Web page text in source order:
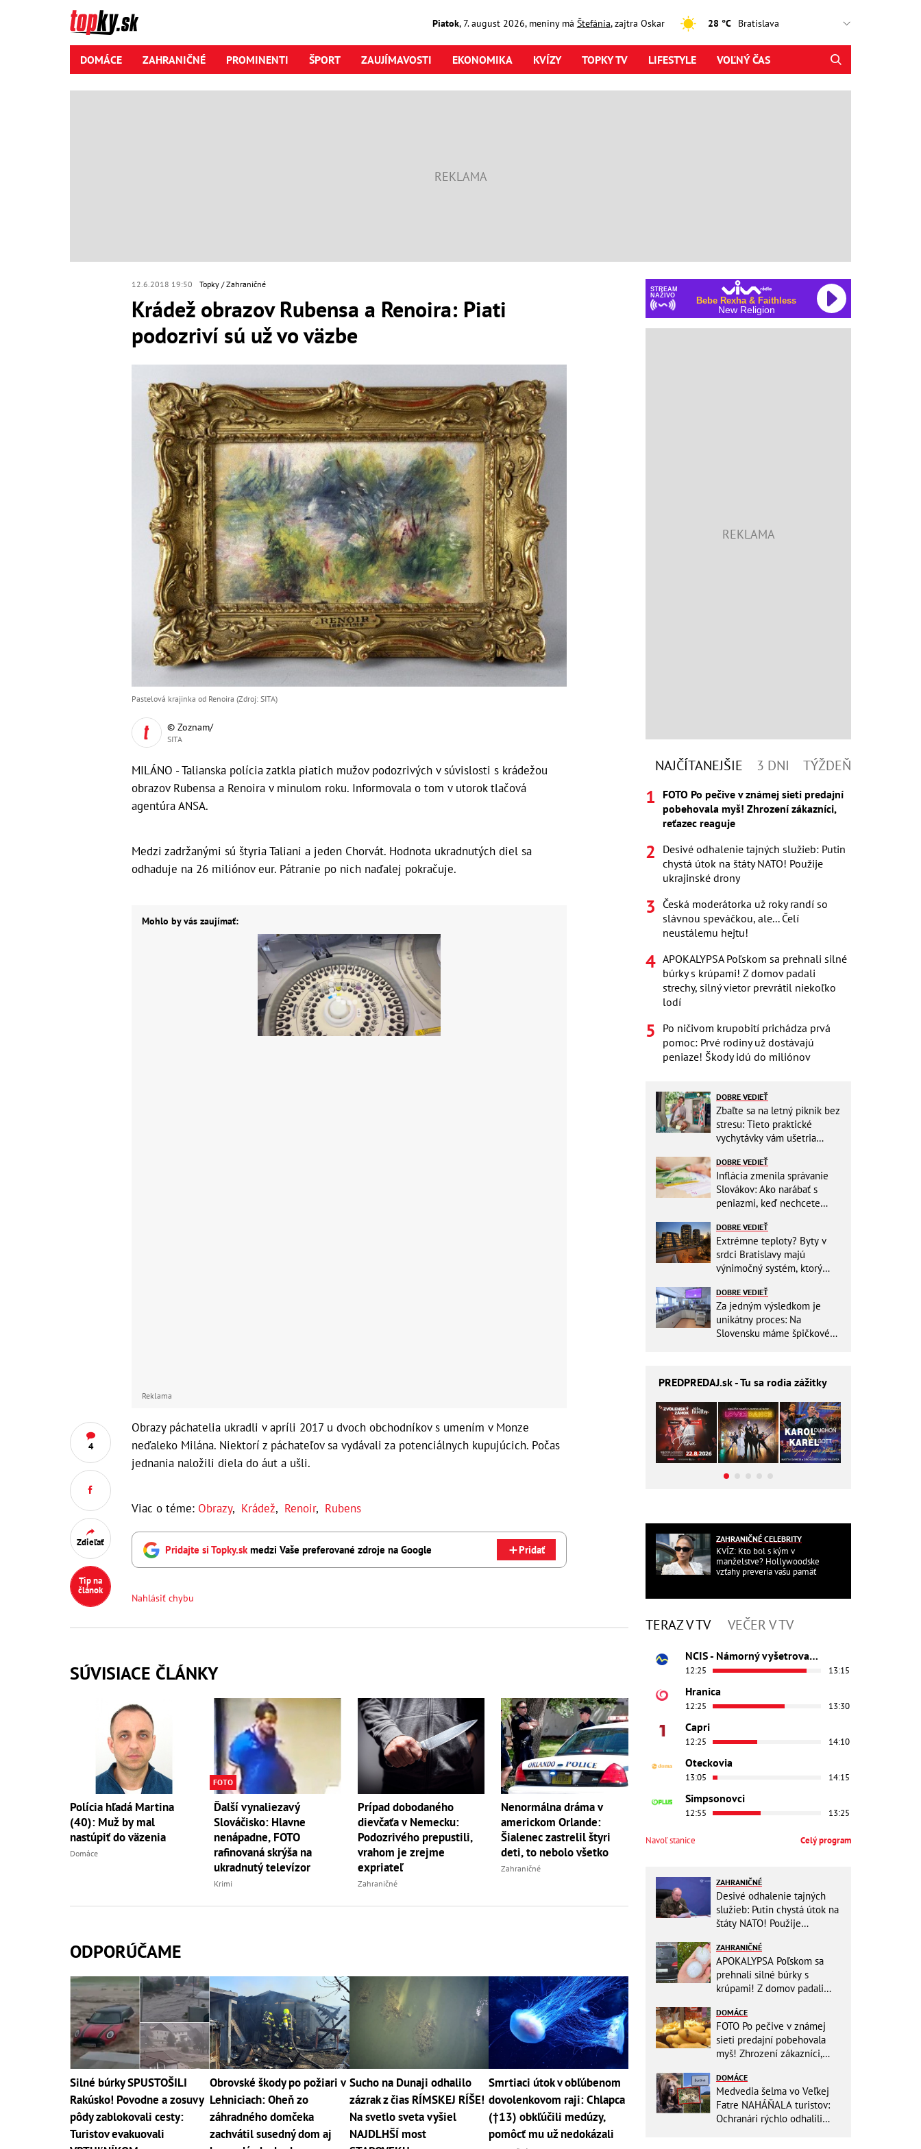
Piatok,7. august2026, meniny má Štefánia, zajtra Oskar 28 °C
DOMÁCE ZAHRANIČNÉ PROMINENTI ŠPORT ZAUJÍMAVOSTI EKONOMIKA KVÍZY TOPKY TV LIFESTYLE VOĽNÝ ČAS
12.6.2018 19:50 Topky Zahraničné
Krádež obrazov Rubensa a Renoira: Piati
podozriví sú už vo väzbe
4
Zdieľať
Tip na
článok
Pastelová krajinka od Renoira (Zdroj: SITA)
© Zoznam/
SITA
MILÁNO - Talianska polícia zatkla piatich mužov podozrivých v súvislosti s krádežou
obrazov Rubensa a Renoira v minulom roku. Informovala o tom v utorok tlačová
agentúra ANSA.
Medzi zadržanými sú štyria Taliani a jeden Chorvát. Hodnota ukradnutých diel sa
odhaduje na 26 miliónov eur. Pátranie po nich naďalej pokračuje.
Mohlo by vás zaujímať:
Reklama
Obrazy páchatelia ukradli v apríli 2017 u dvoch obchodníkov s umením v Monze
neďaleko Milána. Niektorí z páchateľov sa vydávali za potenciálnych kupujúcich. Počas
jednania naložili diela do áut a ušli.
Viac o téme: Obrazy, Krádež, Renoir, Rubens
Pridajte si Topky.sk medzi Vaše preferované zdroje na Google Pridať
Nahlásiť chybu
SÚVISIACE ČLÁNKY
Polícia hľadá Martina
(40): Muž by mal
nastúpiť do väzenia
Domáce
FOTO
Ďalší vynaliezavý
Slováčisko: Hlavne
nenápadne, FOTO
rafinovaná skrýša na
ukradnutý televízor
Krimi
Prípad dobodaného
dievčaťa v Nemecku:
Podozrivého prepustili,
vrahom je zrejme
expriateľ
Zahraničné
Nenormálna dráma v
americkom Orlande:
Šialenec zastrelil štyri
deti, to nebolo všetko
Zahraničné
ODPORÚČAME
Silné búrky SPUSTOŠILI
Rakúsko! Povodne a zosuvy
pôdy zablokovali cesty:
Turistov evakuovali
Obrovské škody po požiari v
Lehniciach: Oheň zo
záhradného domčeka
zachvátil susedný dom aj
Sucho na Dunaji odhalilo
zázrak z čias RÍMSKEJ RÍŠE!
Na svetlo sveta vyšiel
NAJDLHŠÍ most
Smrtiaci útok v obľúbenom
dovolenkovom raji: Chlapca
(†13) obkľúčili medúzy,
pomôcť mu už nedokázali
STREAM
NAŽIVO
Bebe Rexha & Faithless
New Religion
NAJČÍTANEJŠIE 3 DNI TÝŽDEŇ
FOTO Po pečive v známej sieti predajní
pobehovala myš! Zhrození zákazníci,
reťazec reaguje
Desivé odhalenie tajných služieb: Putin
chystá útok na štáty NATO! Použije
ukrajinské drony
Česká moderátorka už roky randí so
slávnou speváčkou, ale... Čelí
neustálemu hejtu!
APOKALYPSA Poľskom sa prehnali silné
búrky s krúpami! Z domov padali
strechy, silný vietor prevrátil niekoľko
lodí
Po ničivom krupobití prichádza prvá
pomoc: Prvé rodiny už dostávajú
peniaze! Škody idú do miliónov
DOBRE VEDIEŤ
Zbaľte sa na letný piknik bez
stresu: Tieto praktické
vychytávky vám ušetria
DOBRE VEDIEŤ
Inflácia zmenila správanie
Slovákov: Ako narábať s
peniazmi, keď nechcete
DOBRE VEDIEŤ
Extrémne teploty? Byty v
srdci Bratislavy majú
výnimočný systém, ktorý
DOBRE VEDIEŤ
Za jedným výsledkom je
unikátny proces: Na
Slovensku máme špičkové
PREDPREDAJ.sk - Tu sa rodia zážitky
ZAHRANIČNÉ CELEBRITY
KVÍZ: Kto bol s kým v
manželstve? Hollywoodske
vzťahy preveria vašu pamäť
TERAZ V TV VEČER V TV
NCIS - Námorný vyšetrovací úrad
12:25 13:15
Hranica
12:25 13:30
Capri
12:25 14:10
Oteckovia
13:05 14:15
Simpsonovci
12:55 13:25
Navoľ stanice Celý program
ZAHRANIČNÉ
Desivé odhalenie tajných
služieb: Putin chystá útok na
štáty NATO! Použije
ZAHRANIČNÉ
APOKALYPSA Poľskom sa
prehnali silné búrky s
krúpami! Z domov padali
niekoľko lodí
DOMÁCE
FOTO Po pečive v známej
sieti predajní pobehovala
myš! Zhrození zákazníci,
DOMÁCE
Medvedia šelma vo Veľkej
Fatre NAHÁŇALA turistov:
Ochranári rýchlo odhalili